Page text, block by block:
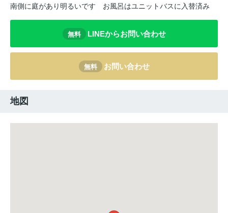
南側に庭があり明るいです お風呂はユニットバスに入替済み
無料 LINEからお問い合わせ
無料 お問い合わせ
地図